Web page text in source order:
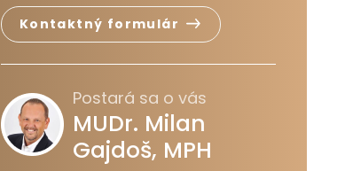
Kontaktný formulár
Postará sa o vás
MUDr. Milan
Gajdoš, MPH